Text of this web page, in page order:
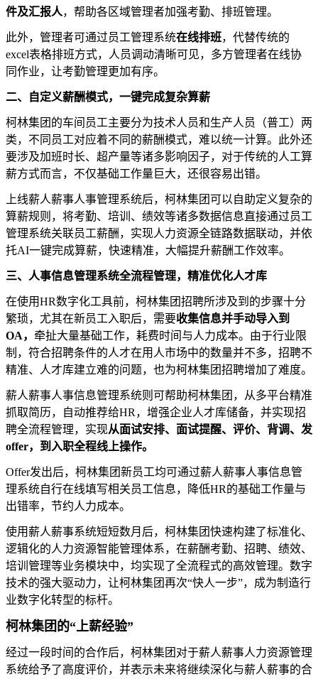
件及汇报人，帮助各区域管理者加强考勤、排班管理。
此外，管理者可通过员工管理系统在线排班，代替传统的
excel表格排班方式，人员调动清晰可见，多方管理者在线协
同作业，让考勤管理更加有序。
二、自定义薪酬模式，一键完成复杂算薪
柯林集团的车间员工主要分为技术人员和生产人员（普工）两
类，不同员工对应着不同的薪酬模式，难以统一计算。此外还
要涉及加班时长、超产量等诸多影响因子，对于传统的人工算
薪方式而言，不仅基础工作量巨大，还很容易出错。
上线薪人薪事人事管理系统后，柯林集团可以自助定义复杂的
算薪规则，将考勤、培训、绩效等诸多数据信息直接通过员工
管理系统关联员工薪酬，实现人力资源全链路数据联动，并依
托AI一键完成算薪，快速精准，大幅提升薪酬工作效率。
三、人事信息管理系统全流程管理，精准优化人才库
在使用HR数字化工具前，柯林集团招聘所涉及到的步骤十分
繁琐，尤其在新员工入职后，需要收集信息并手动导入到
OA， 牵扯大量基础工作，耗费时间与人力成本。由于行业限
制，符合招聘条件的人才在用人市场中的数量并不多，招聘不
精准、人才库建立难的问题，也为柯林集团招聘增加了难度。
薪人薪事人事信息管理系统则可帮助柯林集团，从多平台精准
抓取简历，自动推荐给HR ，增强企业人才库储备，并实现招
聘全流程管理，实现从面试安排、面试提醒、评价、背调、发
offer，到入职全程线上操作。
Offer发出后，柯林集团新员工均可通过薪人薪事人事信息管
理系统自行在线填写相关员工信息，降低HR的基础工作量与
出错率，节约人力成本。
使用薪人薪事系统短短数月后，柯林集团快速构建了标准化、
逻辑化的人力资源智能管理体系，在薪酬考勤、招聘、绩效、
培训管理等业务模块中，均实现了全流程式的高效管理。数字
技术的强大驱动力，让柯林集团再次“快人一步”，成为制造行
业数字化转型的标杆。
柯林集团的“上薪经验”
经过一段时间的合作后，柯林集团对于薪人薪事人力资源管理
系统给予了高度评价，并表示未来将继续深化与薪人薪事的合